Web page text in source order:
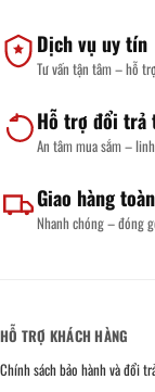
Dịch vụ uy tín
Tư vấn tận tâm – hỗ
Hỗ trợ đổi trả
An tâm mua sắm –
Giao hàng
Nhanh chóng – đóng
HỖ TRỢ KHÁCH HÀNG
Chính sách bảo hành và đổi